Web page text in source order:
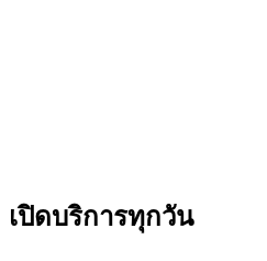
เปิดบริการทุกวัน